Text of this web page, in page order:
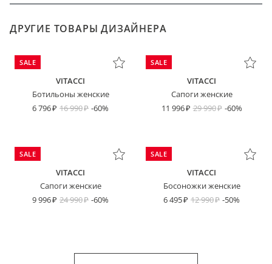
ДРУГИЕ ТОВАРЫ ДИЗАЙНЕРА
SALE
VITACCI
Ботильоны женские
6 796
16 990 -60%
SALE
VITACCI
Сапоги женские
11 996
29 990 -60%
SALE
VITACCI
Сапоги женские
9 996
24 990 -60%
SALE
VITACCI
Босоножки женские
6 495
12 990 -50%